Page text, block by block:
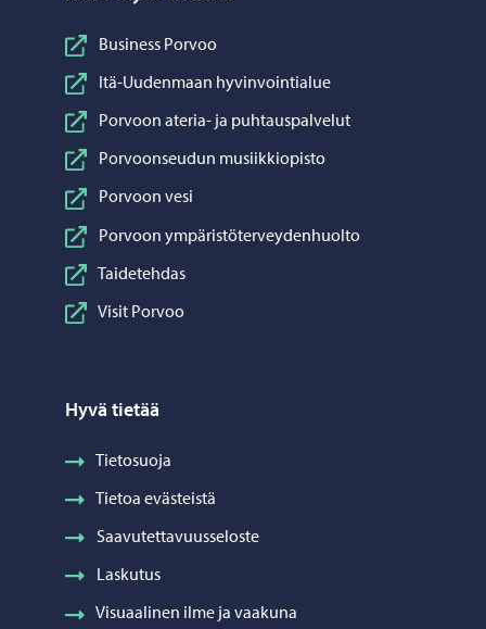
Business Porvoo
Itä-Uudenmaan hyvinvointialue
Porvoon ateria- ja puhtauspalvelut
Porvoonseudun musiikkiopisto
Porvoon vesi
Porvoon ympäristöterveydenhuolto
Taidetehdas
Visit Porvoo
Hyvä tietää
Tietosuoja
Tietoa evästeistä
Saavutettavuusseloste
Laskutus
Visuaalinen ilme ja vaakuna